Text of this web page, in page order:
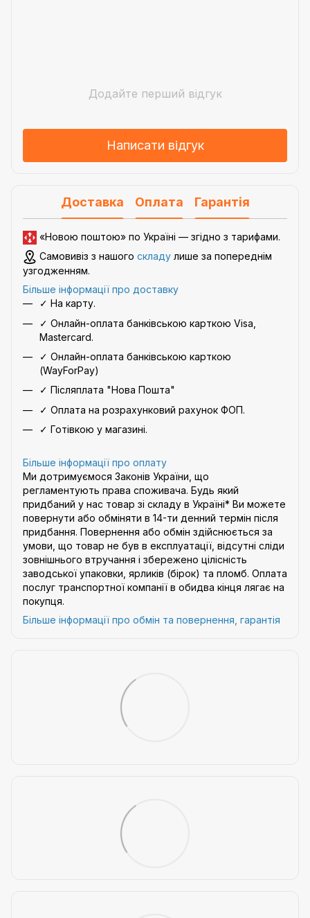
Додайте перший відгук
Написати відгук
Доставка Оплата Гарантія
«Новою поштою» по Україні — згідно з тарифами.
Самовивіз з нашого складу лише за попереднім
узгодженням.
Більше інформації про доставку
✓ На карту.
✓ Онлайн-оплата банківською карткою Visa,
Mastercard.
✓ Онлайн-оплата банківською карткою
(WayForPay)
✓ Післяплата "Нова Пошта"
✓ Оплата на розрахунковий рахунок ФОП.
✓ Готівкою у магазині.
Більше інформації про оплату
Ми дотримуємося Законів України, що
регламентують права споживача. Будь який
придбаний у нас товар зі складу в Україні* Ви можете
повернути або обміняти в 14-ти денний термін після
придбання. Повернення або обмін здійснюється за
умови, що товар не був в експлуатації, відсутні сліди
зовнішнього втручання і збережено цілісність
заводської упаковки, ярликів (бірок) та пломб. Оплата
послуг транспортної компанії в обидва кінця лягає на
покупця.
Більше інформації про обмін та повернення, гарантія